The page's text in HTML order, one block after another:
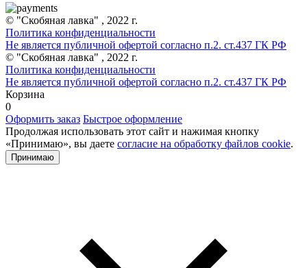
© "Скобяная лавка" , 2022 г.
Политика конфиденциальности
Не является публичной офертой согласно п.2. ст.437 ГК РФ
© "Скобяная лавка" , 2022 г.
Политика конфиденциальности
Не является публичной офертой согласно п.2. ст.437 ГК РФ
Корзина
0
Оформить заказ Быстрое оформление
Продолжая использовать этот сайт и нажимая кнопку
«Принимаю», вы даете согласие на обработку файлов cookie.
Принимаю